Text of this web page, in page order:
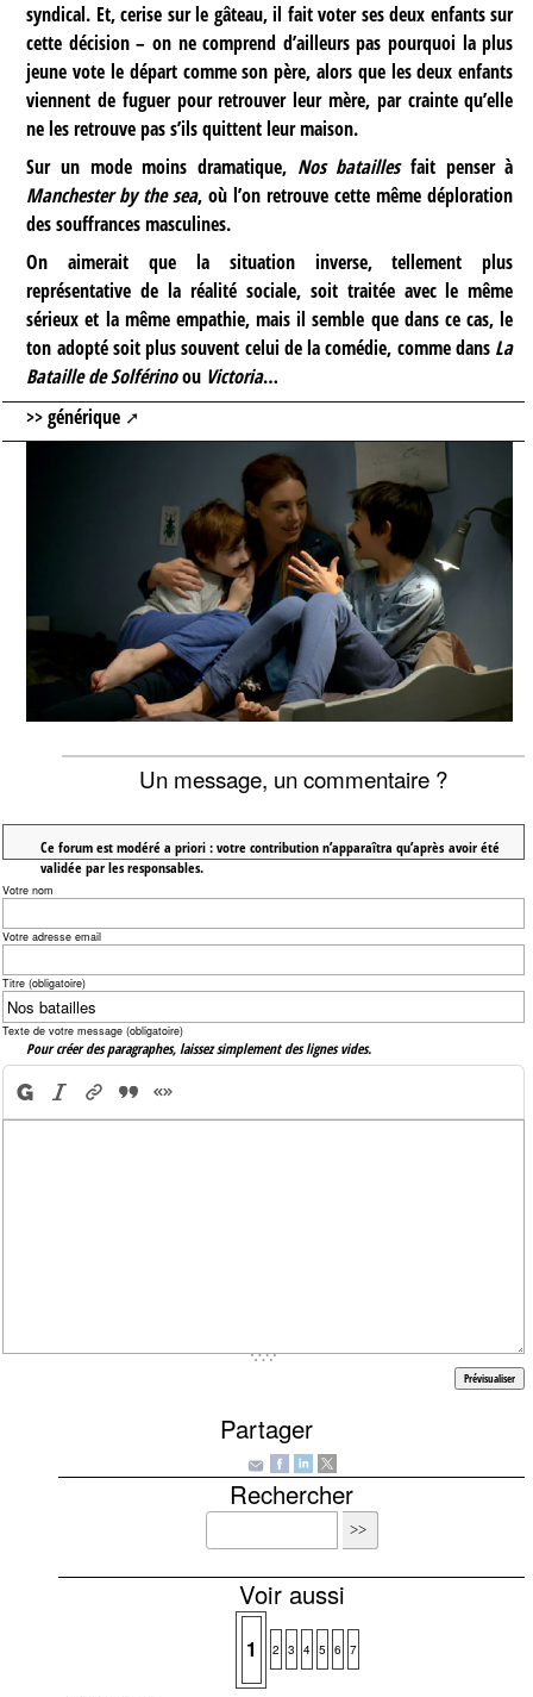
syndical. Et, cerise sur le gâteau, il fait voter ses deux enfants sur
cette décision – on ne comprend d’ailleurs pas pourquoi la plus
jeune vote le départ comme son père, alors que les deux enfants
viennent de fuguer pour retrouver leur mère, par crainte qu’elle
ne les retrouve pas s’ils quittent leur maison.
Sur un mode moins dramatique, Nos bataillesfait penser à
Manchester by the sea, où l’on retrouve cette même déploration
des souffrances masculines.
On aimerait que la situation inverse, tellement plus
représentative de la réalité sociale, soit traitée avec le même
sérieux et la même empathie, mais il semble que dans ce cas, le
ton adopté soit plus souvent celui de la comédie, comme dans La
Bataille de Solférinoou Victoria…
>> générique
Un message, un commentaire ?
Ce forum est modéré a priori : votre contribution n’apparaîtra qu’après avoir été
validée par les responsables.
Votre nom
Votre adresse email
Titre (obligatoire)
Texte de votre message (obligatoire)
Pour créer des paragraphes, laissez simplement des lignes vides.
Partager
Rechercher
Voir aussi
1 2 3 4 5 6 7